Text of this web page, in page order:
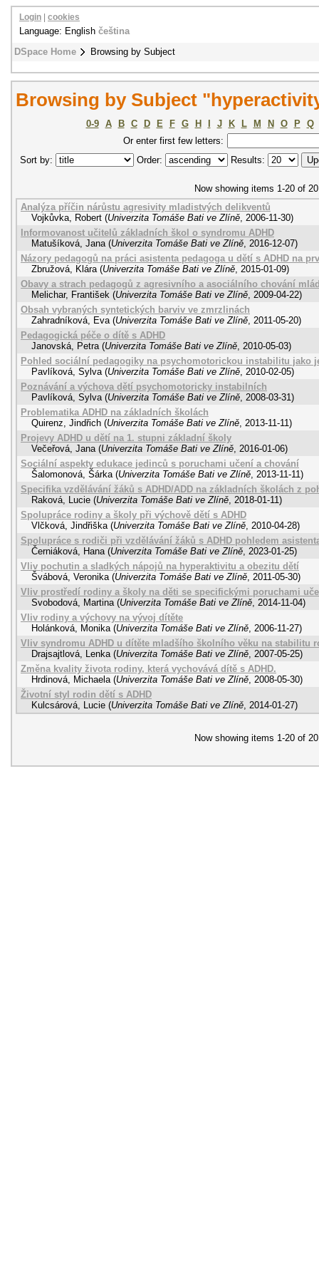
DSpace Home Browsing by Subject
Login cookies
Language: English čeština
Browsing by Subject
0-9 A B C D E F G H J K L M N O P
Q
Or enter first few letters:
Sort by:
Order: Results:
Now showing items 1-20 of 20
Analýza příčin nárůstu agresivity mladistvých delikventů
Vojkůvka, Robert (Univerzita Tomáše Bati ve Zlíně, 2006-11-30)
Informovanost učitelů základních škol o syndromu ADHD
Matušíková, Jana (Univerzita Tomáše Bati ve Zlíně, 2016-12-07)
Názory pedagogů na práci asistenta pedagoga u dětí s ADHD na
Zbružová, Klára (Univerzita Tomáše Bati ve Zlíně, 2015-01-09)
Obavy a strach pedagogů z agresivního a asociálního chování
Melichar, František (Univerzita Tomáše Bati ve Zlíně, 2009-04-22)
Obsah vybraných syntetických barviv ve zmrzlinách
Zahradníková, Eva (Univerzita Tomáše Bati ve Zlíně, 2011-05-20)
Pedagogická péče o dítě s ADHD
Janovská, Petra (Univerzita Tomáše Bati ve Zlíně, 2010-05-03)
Pohled sociální pedagogiky na psychomotorickou instabilitu jako
Pavlíková, Sylva (Univerzita Tomáše Bati ve Zlíně, 2010-02-05)
Poznávání a výchova dětí psychomotoricky instabilních
Pavlíková, Sylva (Univerzita Tomáše Bati ve Zlíně, 2008-03-31)
Problematika ADHD na základních školách
Quirenz, Jindřich (Univerzita Tomáše Bati ve Zlíně, 2013-11-11)
Projevy ADHD u dětí na 1. stupni základní školy
Večeřová, Jana (Univerzita Tomáše Bati ve Zlíně, 2016-01-06)
Sociální aspekty edukace jedinců s poruchami učení a chování
Šalomonová, Šárka (Univerzita Tomáše Bati ve Zlíně, 2013-11-11)
Specifika vzdělávání žáků s ADHD/ADD na základních školách z
Raková, Lucie (Univerzita Tomáše Bati ve Zlíně, 2018-01-11)
Spolupráce rodiny a školy při výchově dětí s ADHD
Vlčková, Jindřiška (Univerzita Tomáše Bati ve Zlíně, 2010-04-28)
Spolupráce s rodiči při vzdělávání žáků s ADHD pohledem
Černiáková, Hana (Univerzita Tomáše Bati ve Zlíně, 2023-01-25)
Vliv pochutin a sladkých nápojů na hyperaktivitu a obezitu dětí
Švábová, Veronika (Univerzita Tomáše Bati ve Zlíně, 2011-05-30)
Vliv prostředí rodiny a školy na děti se specifickými poruchami
Svobodová, Martina (Univerzita Tomáše Bati ve Zlíně, 2014-11-04)
Vliv rodiny a výchovy na vývoj dítěte
Holánková, Monika (Univerzita Tomáše Bati ve Zlíně, 2006-11-27)
Vliv syndromu ADHD u dítěte mladšího školního věku na stabilitu
Drajsajtlová, Lenka (Univerzita Tomáše Bati ve Zlíně, 2007-05-25)
Změna kvality života rodiny, která vychovává dítě s ADHD.
Hrdinová, Michaela (Univerzita Tomáše Bati ve Zlíně, 2008-05-30)
Životní styl rodin dětí s ADHD
Kulcsárová, Lucie (Univerzita Tomáše Bati ve Zlíně, 2014-01-27)
Now showing items 1-20 of 20